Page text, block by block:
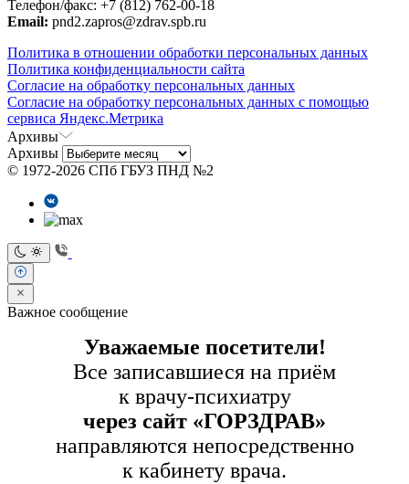
Телефон/факс: +7 (812) 762-00-18
Email: pnd2.zapros@zdrav.spb.ru
Политика в отношении обработки персональных данных
Политика конфиденциальности сайта
Согласие на обработку персональных данных
Согласие на обработку персональных данных с помощью
сервиса Яндекс.Метрика
Архивы
Архивы
© 1972-2026 СПб ГБУЗ ПНД №2
Важное сообщение
Уважаемые посетители!
Все записавшиеся на приём
к врачу-психиатру
через сайт «ГОРЗДРАВ»
направляются непосредственно
к кабинету врача.